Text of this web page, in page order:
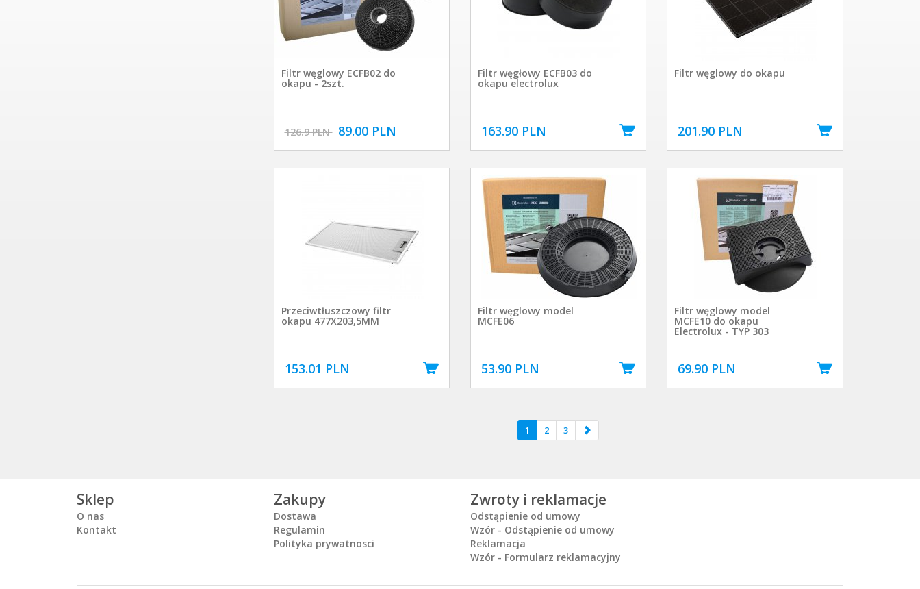
Filtr węglowy ECFB02 do
okapu - 2szt.
126.9 PLN 89.00 PLN
Filtr węgłowy ECFB03 do
okapu electrolux
163.90 PLN
Filtr węglowy do okapu
201.90 PLN
Przeciwtłuszczowy filtr
okapu 477X203,5MM
153.01 PLN
Filtr węglowy model
MCFE06
53.90 PLN
Filtr węglowy model
MCFE10 do okapu
Electrolux - TYP 303
69.90 PLN
1 2 3
Sklep
O nas
Kontakt
Zakupy
Dostawa
Regulamin
Polityka prywatnosci
Zwroty i reklamacje
Odstąpienie od umowy
Wzór - Odstąpienie od umowy
Reklamacja
Wzór - Formularz reklamacyjny